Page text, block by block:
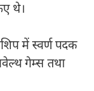
थे।
में स्वर्ण पदक
गेम्स तथा